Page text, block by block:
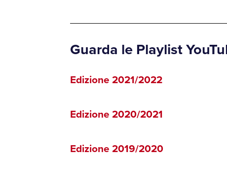
Guarda le Playlist
Edizione 2021/2022
Edizione 2020/2021
Edizione 2019/2020